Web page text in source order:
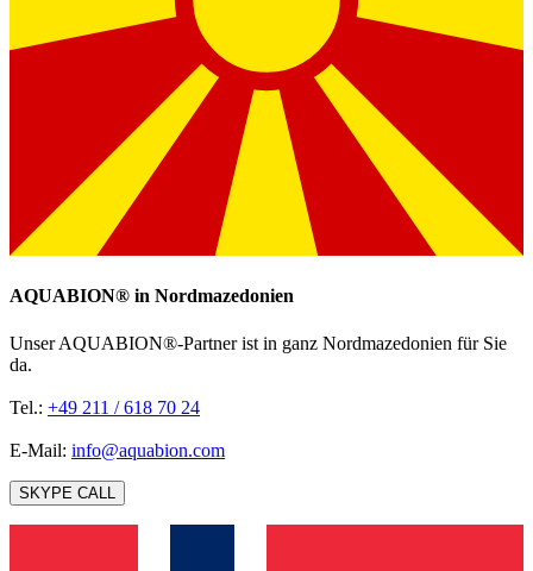
AQUABION®️ in Nordmazedonien
Unser AQUABION®-Partner ist in ganz Nordmazedonien für Sie
da.
Tel.: +49 211 / 618 70 24
E-Mail: info@aquabion.com
SKYPE CALL